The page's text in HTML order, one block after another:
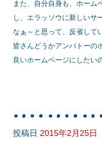
また、自分自身も、ホーム
し、エラッソウに新しいサ
なぁ～と思って、反省して
皆さんどうかアンバトーの
良いホームページにしたい
投稿日 2015年2月25日